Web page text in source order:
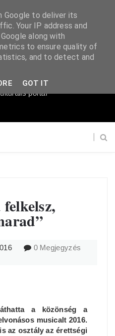
portál
0 Megjegyzés
a közönség a
musicalt 2016.
az osztály az érettségi
Google to deliver its
Your IP address and
along with
to ensure quality of
and to detect and
GOT IT